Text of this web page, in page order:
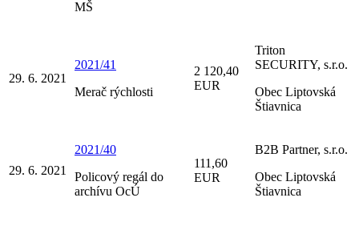
MŠ
29. 6. 2021
2021/41
Merač rýchlosti
2 120,40
EUR
Triton
SECURITY, s.r.o.
Obec Liptovská
Štiavnica
29. 6. 2021
2021/40
Policový regál do
archívu OcÚ
111,60
EUR
B2B Partner, s.r.o.
Obec Liptovská
Štiavnica